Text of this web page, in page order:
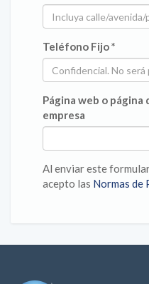
Teléfono Fijo *
Página web o página
empresa
Al enviar este
acepto las Normas de